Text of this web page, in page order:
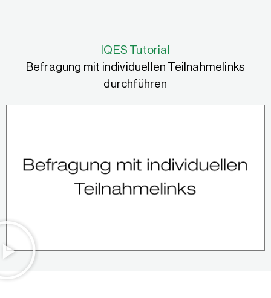
IQES Tutorial
Befragung mit individuellen Teilnahmelinks
durchführen